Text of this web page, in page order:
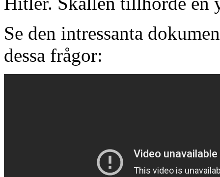
Se den intressanta
dessa frågor: